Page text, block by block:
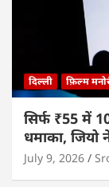
दिल्ली फ़िल्म
सिर्फ ₹55 में
धमाका, जियो
July 9, 2026